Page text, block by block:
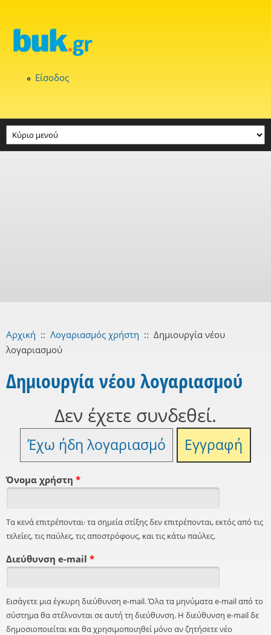
Είσοδος
Αρχική :: Λογαριασμός χρήστη :: Δημιουργία νέου
λογαριασμού
Δημιουργία νέου λογαριασμού
Δεν έχετε συνδεθεί.
Έχω ήδη λογαριασμό Εγγραφή
Όνομα χρήστη *
Τα κενά επιτρέπονται· τα σημεία στίξης δεν επιτρέπονται, εκτός από τις
τελείες, τις παύλες, τις αποστρόφους, και τις κάτω παύλες.
Διεύθυνση e-mail *
Εισάγετε μια έγκυρη διεύθυνση e-mail. Όλα τα μηνύματα e-mail από το
σύστημα θα στέλνονται σε αυτή τη διεύθυνση. Η διεύθυνση e-mail δε
δημοσιοποιείται και θα χρησιμοποιηθεί μόνο αν ζητήσετε νέο